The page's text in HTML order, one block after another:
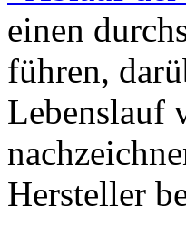
einen
führen,
Lebenslauf
Hersteller